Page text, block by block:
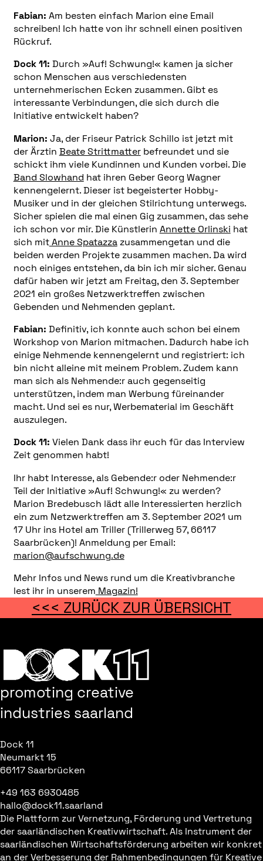
Fabian: Am besten einfach Marion eine Email
schreiben! Ich hatte von ihr schnell einen positiven
Rückruf.
Dock 11: Durch »Auf! Schwung!« kamen ja sicher
schon Menschen aus verschiedensten
unternehmerischen Ecken zusammen. Gibt es
interessante Verbindungen, die sich durch die
Initiative entwickelt haben?
Marion: Ja, der Friseur Patrick Schillo ist jetzt mit
der Ärztin Beate Strittmatterbefreundet und sie
schickt ihm viele Kundinnen und Kunden vorbei. Die
Band Slowhand hat ihren Geber Georg Wagner
kennengelernt. Dieser ist begeisterter Hobby-
Musiker und in der gleichen Stilrichtung unterwegs.
Sicher spielen die mal einen Gig zusammen, das sehe
ich schon vor mir. Die Künstlerin Annette Orlinski hat
sich mitAnne Spatazzazusammengetan und die
beiden werden Projekte zusammen machen. Da wird
noch einiges entstehen, da bin ich mir sicher. Genau
dafür haben wir jetzt am Freitag, den 3. September
2021 ein großes Netzwerktreffen zwischen
Gebenden und Nehmenden geplant.
Fabian: Definitiv, ich konnte auch schon bei einem
Workshop von Marion mitmachen. Dadurch habe ich
einige Nehmende kennengelernt und registriert: ich
bin nicht alleine mit meinem Problem. Zudem kann
man sich als Nehmende:r auch gegenseitig
unterstützen, indem man Werbung füreinander
macht. Und sei es nur, Werbematerial im Geschäft
auszulegen.
Dock 11: Vielen Dank dass ihr euch für das Interview
Zeit genommen habt!
Ihr habt Interesse, als Gebende:r oder Nehmende:r
Teil der Initiative »Auf! Schwung!« zu werden?
Marion Bredebusch lädt alle Interessierten herzlich
ein zum Netzwerktreffen am 3. September 2021 um
17 Uhr ins Hotel am Triller (Trillerweg 57, 66117
Saarbrücken)! Anmeldung per Email:
marion@aufschwung.de
Mehr Infos und News rund um die Kreativbranche
lest ihr in unserem Magazin!
<<< ZURÜCK ZUR ÜBERSICHT
promoting creative
industries saarland
Dock 11
Neumarkt 15
66117 Saarbrücken
+49 163 6930485
hallo@dock11.saarland
Die Plattform zur Vernetzung, Förderung und Vertretung
der saarländischen Kreativwirtschaft. Als Instrument der
saarländischen Wirtschaftsförderung arbeiten wir konkret
an der Verbesserung der Rahmenbedingungen für Kreative